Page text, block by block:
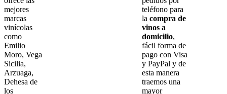
mejores
marcas
vinícolas
como
Emilio
Moro, Vega
Sicilia,
Arzuaga,
Dehesa de
los
teléfono para
la compra de
vinos a
domicilio,
fácil forma de
pago con Visa
y PayPal y de
esta manera
traemos una
mayor